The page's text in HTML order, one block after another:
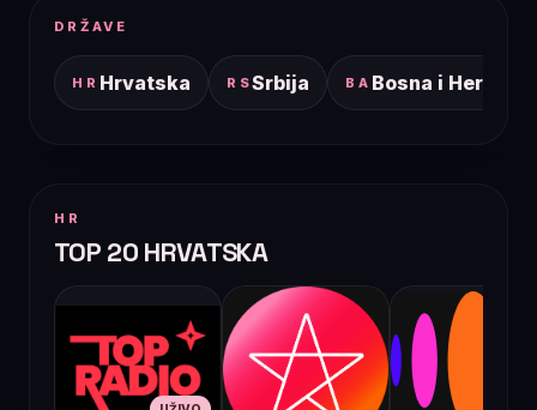
DRŽAVE
HR Hrvatska RSSrbija BA Bosna i
HR
TOP 20 HRVATSKA